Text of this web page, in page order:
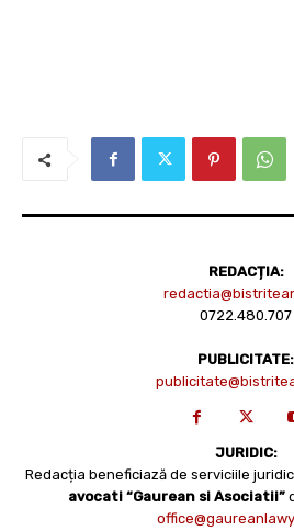
REDACȚIA:
0722.480.707
PUBLICITATE:
JURIDIC:
Redacția beneficiază de serviciile
avocati “Gaurean si Asociatii”